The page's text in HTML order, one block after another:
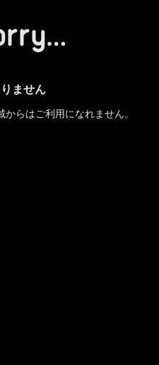
ません
らはご利用になれません。